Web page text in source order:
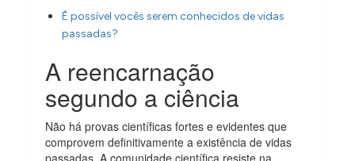
É possível vocês serem conhecidos de vidas
passadas?
A reencarnação
segundo a ciência
Não há provas científicas fortes e evidentes que
comprovem definitivamente a existência de vidas
passadas. A comunidade científica resiste na